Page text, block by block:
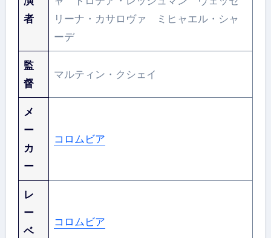
者
リーナ・カサロヴァ ミヒャエル・シャ
ーデ
監
督
マルティン・クシェイ
メ
ー
カ
ー
コロムビア
レ
ー
ベ
コロムビア